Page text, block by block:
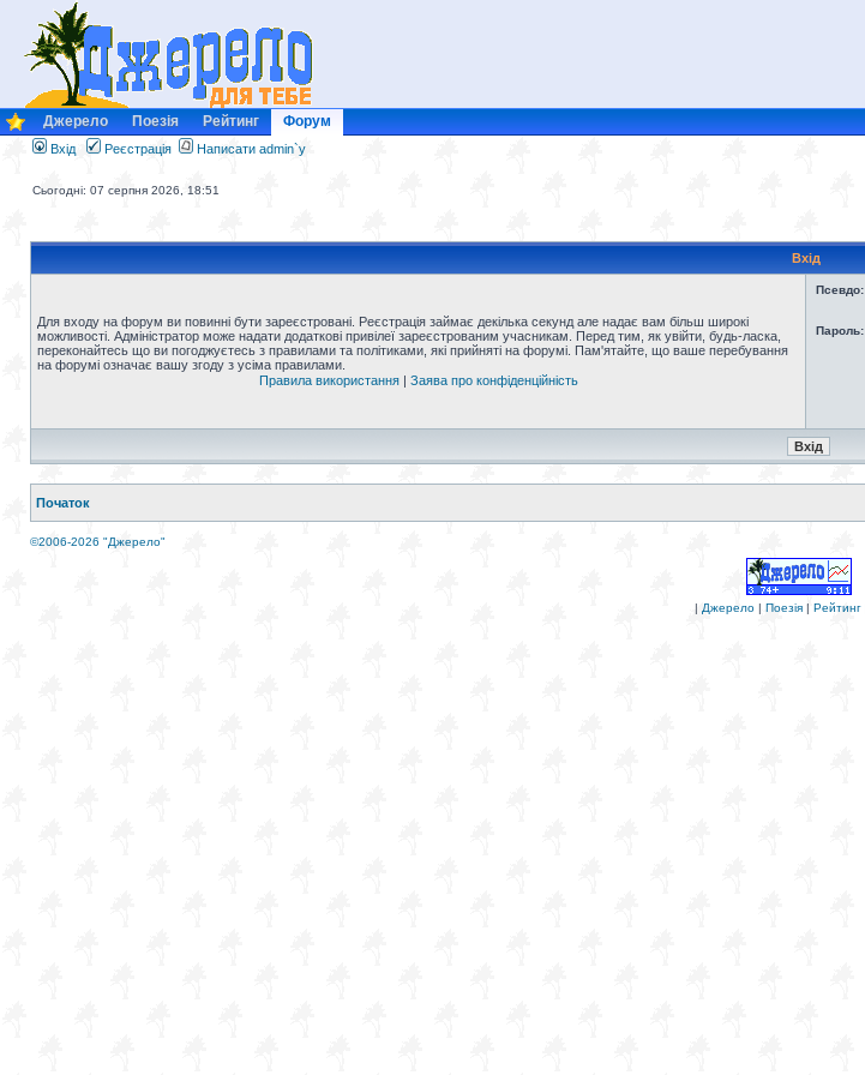
Джерело Поезія Рейтинг Форум
Вхід Реєстрація Написати admin`у
Сьогодні: 07 серпня 2026, 18:51
Вхід
Для входу на форум ви повинні бути зареєстровані. Реєстрація займає декілька секунд але надає вам більш широкі
можливості. Адміністратор може надати додаткові привілеї зареєстрованим учасникам. Перед тим, як увійти, будь-ласка,
переконайтесь що ви погоджуєтесь з правилами та політиками, які прийняті на форумі. Пам'ятайте, що ваше перебування
на форумі означає вашу згоду з усіма правилами.
Правила використання| Заява про конфіденційність
Псевдо:
Пароль:
Початок
©2006-2026 "Джерело"
| Джерело | Поезія | Рейтинг